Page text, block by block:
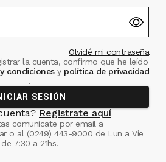
Olvidé mi contraseña
la cuenta, confirmo que he leído
condiciones ypolítica de privacidad
.
SESIÓN
Registrate aquí
comunicate por email a
o al (0249) 443-9000 de Lun a Vie
de 7:30 a 21hs.